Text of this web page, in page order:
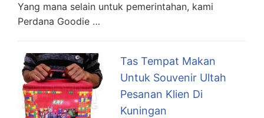
Yang mana selain untuk pemerintahan, kami
Perdana Goodie …
Tas Tempat Makan
Untuk Souvenir Ultah
Pesanan Klien Di
Kuningan